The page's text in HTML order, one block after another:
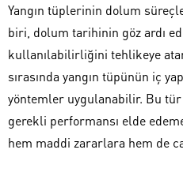
Yangın tüplerinin dolum
biri, dolum tarihinin göz ardı
kullanılabilirliğini tehlikeye
sırasında yangın tüpünün iç
yöntemler uygulanabilir. Bu tür
gerekli performansı elde
hem maddi zararlara hem de